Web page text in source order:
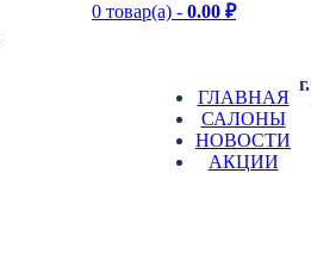
0 товар(а) - 0.00 ₽
ГЛАВНАЯ
САЛОНЫ
НОВОСТИ
АКЦИИ